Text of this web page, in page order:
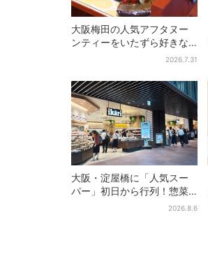
大阪梅田の人気アフタヌー
ンティーをいたずら好きな
「リトルミイ」がジャッ
カンスへ
2026.7.31
大阪・淀屋橋に「人気スー
パー」初日から行列！惣菜
＆弁当コーナーは大幅に拡
2026.8.6